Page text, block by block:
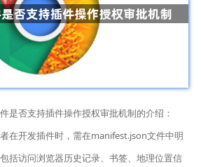
是否支持插件操作授权审批机制的介绍：
在开发插件时，需在manifest.json文件中明
括访问浏览器历史记录、书签、地理位置信